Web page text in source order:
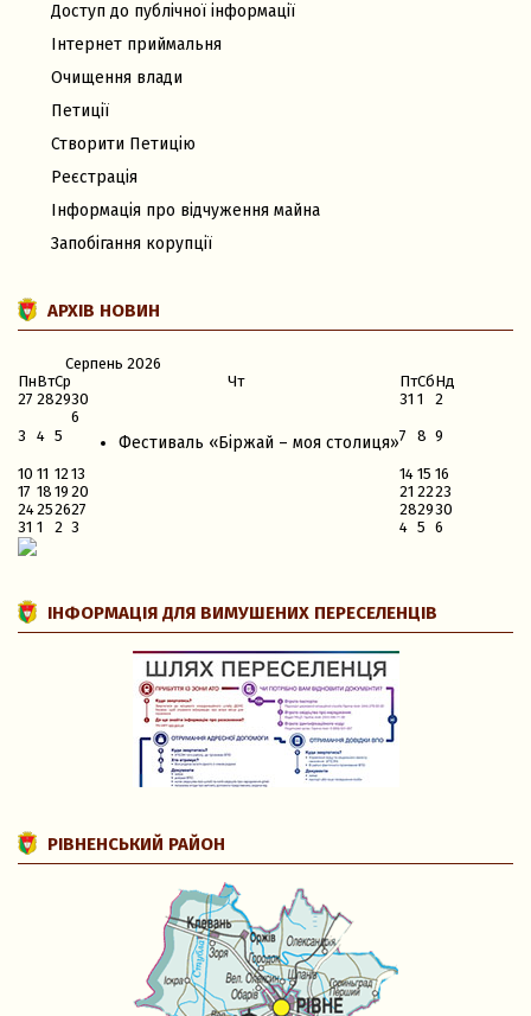
Доступ до публічної інформації
Інтернет приймальня
Очищення влади
Петиції
Створити Петицію
Реєстрація
Інформація про відчуження майна
Запобігання корупції
АРХІВ НОВИН
Серпень 2026
ПнВтСр Чт ПтСбНд
27 282930 31 1 2
3 4 5
6
Фестиваль «Біржай – моя столиця»7 8 9
10 11 1213 14 15 16
17 18 19 20 21 2223
24252627 282930
31 1 2 3 4 5 6
ІНФОРМАЦІЯ ДЛЯ ВИМУШЕНИХ ПЕРЕСЕЛЕНЦІВ
РІВНЕНСЬКИЙ РАЙОН